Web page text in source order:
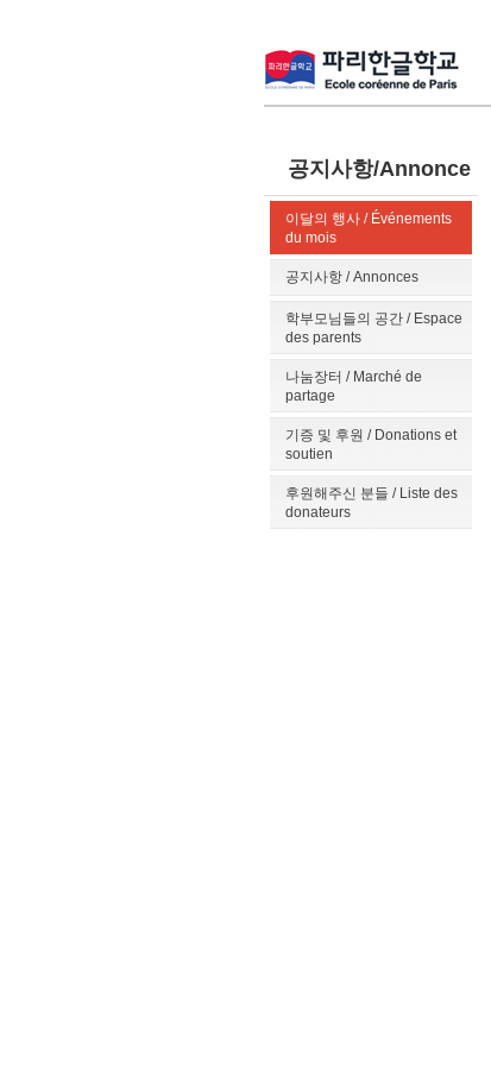
공지사항/Annonce
이달의 행사 / Événements
du mois
공지사항 / Annonces
학부모님들의 공간 / Espace
des parents
나눔장터 / Marché de
partage
기증 및 후원 / Donations et
soutien
후원해주신 분들 / Liste des
donateurs